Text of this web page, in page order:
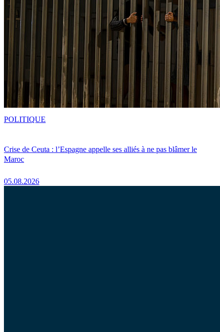
Crise de Ceuta : l’Espagne appelle ses alliés à ne pas blâmer le
Maroc
05.08.2026
POLITIQUE